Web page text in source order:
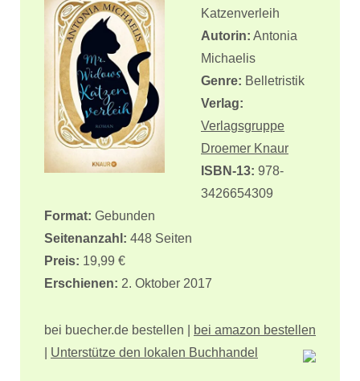
Katzenverleih
Autorin: Antonia
Michaelis
Genre: Belletristik
Verlag:
Verlagsgruppe
Droemer Knaur
ISBN-13: 978-
3426654309
Format: Gebunden
Seitenanzahl: 448 Seiten
Preis: 19,99 €
Erschienen: 2. Oktober 2017
bei buecher.de bestellen |
bei amazon bestellen
Unterstütze den lokalen Buchhandel